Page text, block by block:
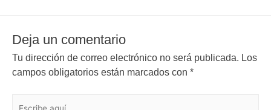
Deja un comentario
Tu dirección de correo electrónico no será publicada. Los
campos obligatorios están marcados con *